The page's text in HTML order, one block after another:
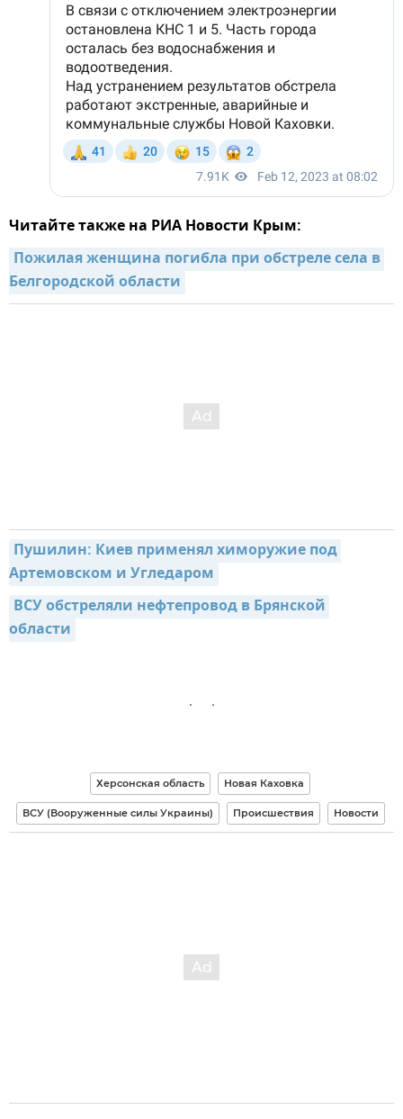
Читайте также на РИА Новости Крым:
Пожилая женщина погибла при обстреле села в
Белгородской области
Пушилин: Киев применял химоружие под
Артемовском и Угледаром
ВСУ обстреляли нефтепровод в Брянской
области
Херсонская область Новая Каховка
ВСУ (Вооруженные силы Украины) Происшествия Новости